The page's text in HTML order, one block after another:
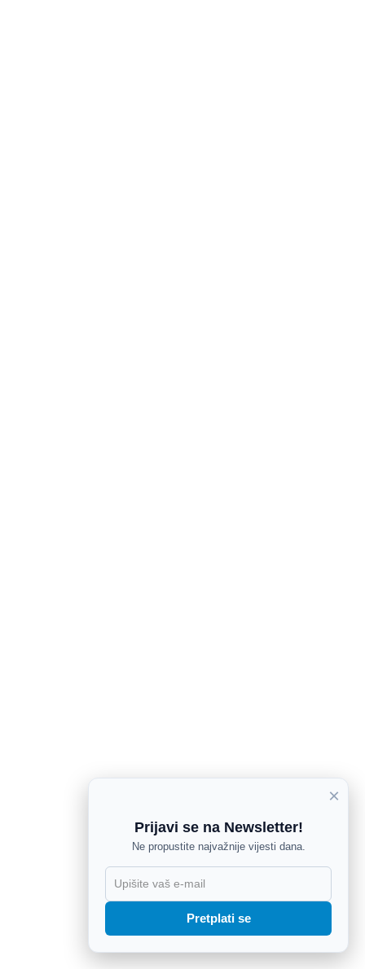
×
Prijavi se na Newsletter!
Ne propustite najvažnije vijesti dana.
Pretplati se